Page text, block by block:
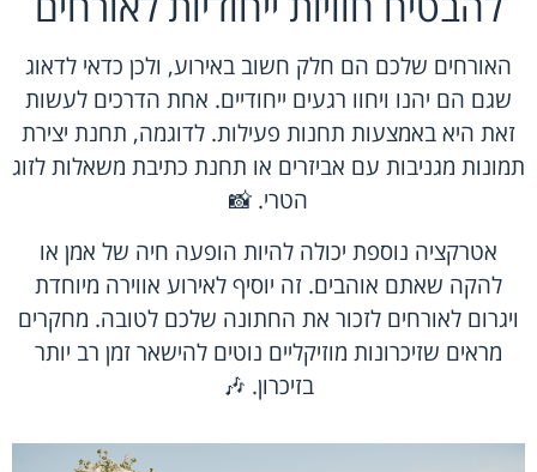
האורחים שלכם הם חלק חשוב באירוע, ולכן כדאי לדאוג
שגם הם יהנו ויחוו רגעים ייחודיים. אחת הדרכים לעשות
זאת היא באמצעות תחנות פעילות. לדוגמה, תחנת יצירת
תמונות מגניבות עם אביזרים או תחנת כתיבת משאלות לזוג
הטרי. 📸
אטרקציה נוספת יכולה להיות הופעה חיה של אמן או
להקה שאתם אוהבים. זה יוסיף לאירוע אווירה מיוחדת
ויגרום לאורחים לזכור את החתונה שלכם לטובה. מחקרים
מראים שזיכרונות מוזיקליים נוטים להישאר זמן רב יותר
בזיכרון. 🎶